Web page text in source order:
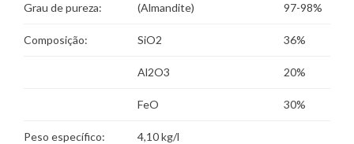
Grau de pureza: (Almandite) 97-98%
Composição: SiO2 36%
Al2O3 20%
FeO 30%
Peso específico: 4,10 kg/l